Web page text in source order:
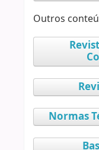
Outros
Normas